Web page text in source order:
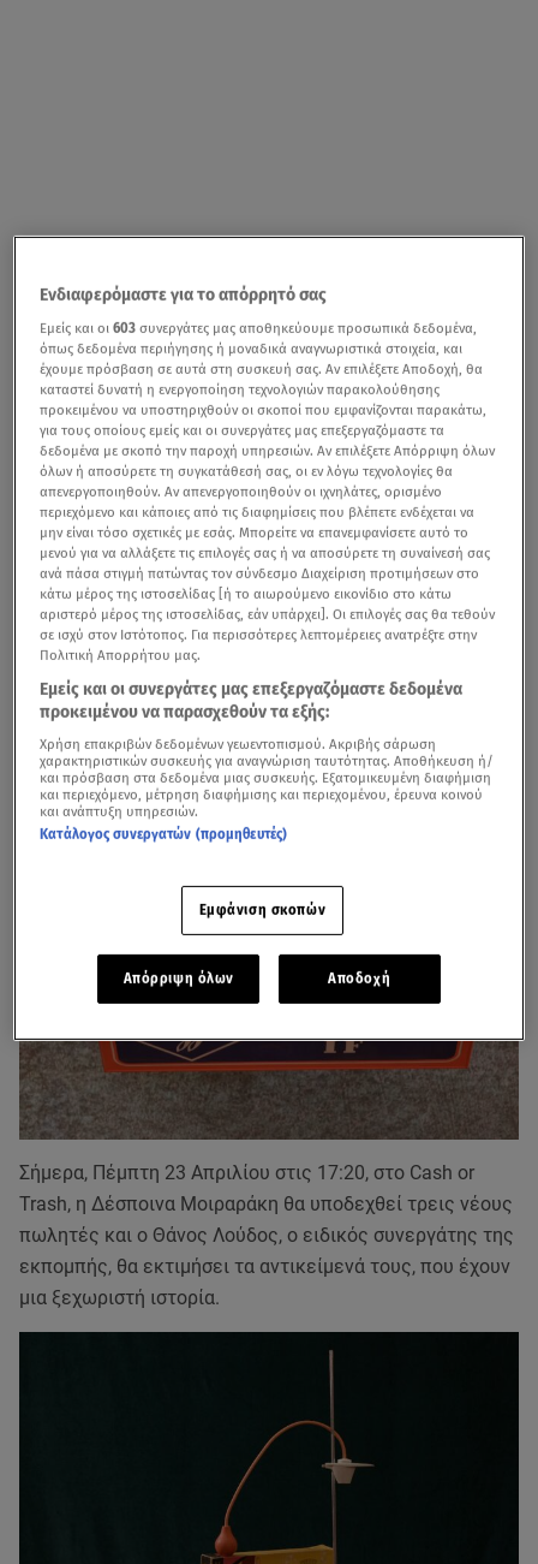
Το Cash or Trash, η πρώτη εκπομπή στην ελληνική
τηλεόραση που αγαπάει τα παλιά αντικείμενα, με
παρουσιάστρια τη Δέσποινα Μοιραράκη, δίνει την
ευκαιρία σε όλους να ζήσουν τη δημοπρασία της ζωής
τους για 5η σεζόν, καθημερινά στις 17:20 στo Star!
Σήμερα, Πέμπτη 23 Απριλίου στις 17:20, στο Cash or
Trash, η Δέσποινα Μοιραράκη θα υποδεχθεί τρεις νέους
πωλητές και ο Θάνος Λούδος, ο ειδικός συνεργάτης της
εκπομπής, θα εκτιμήσει τα αντικείμενά τους, που έχουν
μια ξεχωριστή ιστορία.
Ενδιαφερόμαστε για το απόρρητό σας
Εμείς και οι603 συνεργάτες μας αποθηκεύουμε προσωπικά δεδομένα,
όπως δεδομένα περιήγησης ή μοναδικά αναγνωριστικά στοιχεία, και
έχουμε πρόσβαση σε αυτά στη συσκευή σας. Αν επιλέξετε Αποδοχή, θα
καταστεί δυνατή η ενεργοποίηση τεχνολογιών παρακολούθησης
προκειμένου να υποστηριχθούν οι σκοποί που εμφανίζονται παρακάτω,
για τους οποίους εμείς και οι συνεργάτες μας επεξεργαζόμαστε τα
δεδομένα με σκοπό την παροχή υπηρεσιών. Αν επιλέξετε Απόρριψη όλων
όλων ή αποσύρετε τη συγκατάθεσή σας, οι εν λόγω τεχνολογίες θα
απενεργοποιηθούν. Αν απενεργοποιηθούν οι ιχνηλάτες, ορισμένο
περιεχόμενο και κάποιες από τις διαφημίσεις που βλέπετε ενδέχεται να
μην είναι τόσο σχετικές με εσάς. Μπορείτε να επανεμφανίσετε αυτό το
μενού για να αλλάξετε τις επιλογές σας ή να αποσύρετε τη συναίνεσή σας
ανά πάσα στιγμή πατώντας τον σύνδεσμο Διαχείριση προτιμήσεων στο
κάτω μέρος της ιστοσελίδας [ή το αιωρούμενο εικονίδιο στο κάτω
αριστερό μέρος της ιστοσελίδας, εάν υπάρχει]. Οι επιλογές σας θα τεθούν
σε ισχύ στον Ιστότοπος. Για περισσότερες λεπτομέρειες ανατρέξτε στην
Πολιτική Απορρήτου μας.
Εμείς και οι συνεργάτες μας επεξεργαζόμαστε δεδομένα
προκειμένου να παρασχεθούν τα εξής:
Χρήση επακριβών δεδομένων γεωεντοπισμού. Ακριβής σάρωση
χαρακτηριστικών συσκευής για αναγνώριση ταυτότητας. Αποθήκευση ή/
και πρόσβαση στα δεδομένα μιας συσκευής. Εξατομικευμένη διαφήμιση
και περιεχόμενο, μέτρηση διαφήμισης και περιεχομένου, έρευνα κοινού
και ανάπτυξη υπηρεσιών.
Κατάλογος συνεργατών (προμηθευτές)
Εμφάνιση σκοπών
Απόρριψη όλων Αποδοχή